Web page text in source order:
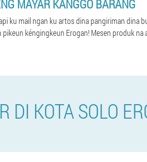
MAYAR KANGGO BARANG
ku mail ngan ku artos dina pangiriman dina
kéngingkeun Erogan! Mesen produk na
DI KOTA SOLO